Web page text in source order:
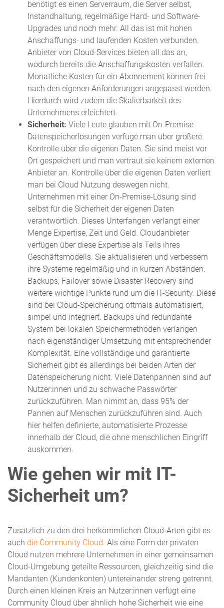
benötigt es einen Serverraum, die Server selbst,
Instandhaltung, regelmäßige Hard- und Software-
Upgrades und noch mehr. All das ist mit hohen
Anschaffungs- und laufenden Kosten verbunden.
Anbieter von Cloud-Services bieten all das an,
wodurch bereits die Anschaffungskosten verfallen.
Monatliche Kosten für ein Abonnement können frei
nach den eigenen Anforderungen angepasst werden.
Hierdurch wird zudem die Skalierbarkeit des
Unternehmens erleichtert.
Sicherheit: Viele Leute glauben mit On-Premise
Datenspeicherlösungen verfüge man über größere
Kontrolle über die eigenen Daten. Sie sind meist vor
Ort gespeichert und man vertraut sie keinem externen
Anbieter an. Kontrolle über die eigenen Daten verliert
man bei Cloud Nutzung deswegen nicht.
Unternehmen mit einer On-Premise-Lösung sind
selbst für die Sicherheit der eigenen Daten
verantwortlich. Dieses Unterfangen verlangt einer
Menge Expertise, Zeit und Geld. Cloudanbieter
verfügen über diese Expertise als Teils ihres
Geschäftsmodells. Sie aktualisieren und verbessern
ihre Systeme regelmäßig und in kurzen Abständen.
Backups, Failover sowie Disaster Recovery sind
weitere wichtige Punkte rund um die IT-Security. Diese
sind bei Cloud-Speicherung oftmals automatisiert,
simpel und integriert. Backups und redundante
System bei lokalen Speichermethoden verlangen
nach eigenständiger Umsetzung mit entsprechender
Komplexität. Eine vollständige und garantierte
Sicherheit gibt es allerdings bei beiden Arten der
Datenspeicherung nicht. Viele Datenpannen sind auf
Nutzer:innen und zu schwache Passwörter
zurückzuführen. Man nimmt an, dass 95% der
Pannen auf Menschen zurückzuführen sind. Auch
hier helfen definierte, automatisierte Prozesse
innerhalb der Cloud, die ohne menschlichen Eingriff
auskommen.
Wie gehen wir mit IT-
Sicherheit um?
Zusätzlich zu den drei herkömmlichen Cloud-Arten gibt es
auch die Community Cloud. Als eine Form der privaten
Cloud nutzen mehrere Unternehmen in einer gemeinsamen
Cloud-Umgebung geteilte Ressourcen, gleichzeitig sind die
Mandanten (Kundenkonten) untereinander streng getrennt.
Durch einen kleinen Kreis an Nutzer:innen verfügt eine
Community Cloud über ähnlich hohe Sicherheit wie eine